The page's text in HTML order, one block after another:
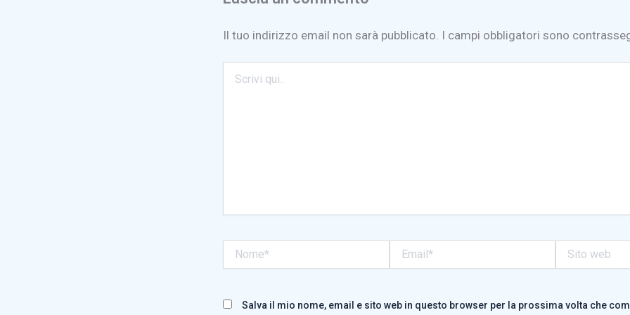
Il tuo indirizzo email non sarà pubblicato. I campi obbligatori sono
qui..
web
Salva il mio nome, email e sito web in questo browser per la prossima volta che